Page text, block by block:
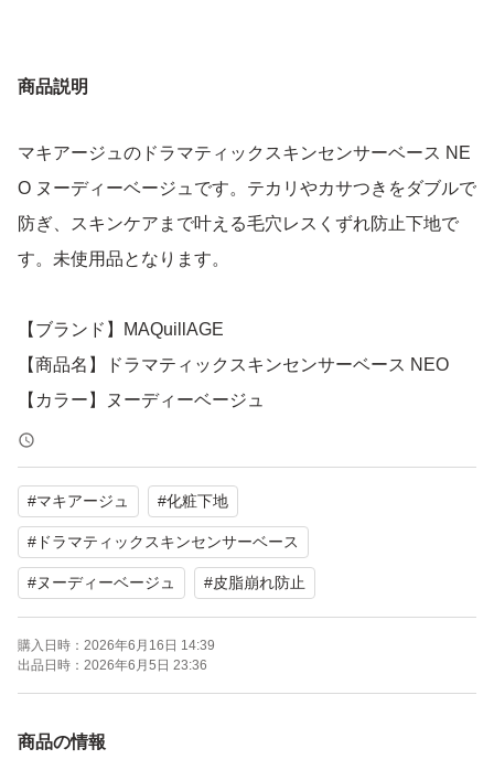
商品説明
マキアージュのドラマティックスキンセンサーベース NE
O ヌーディーベージュです。テカリやカサつきをダブルで
防ぎ、スキンケアまで叶える毛穴レスくずれ防止下地で
す。未使用品となります。
【ブランド】MAQuillAGE
【商品名】ドラマティックスキンセンサーベース NEO
【カラー】ヌーディーベージュ
【状態】未使用
よろしくお願いいたします。
#マキアージュ #化粧下地
# ドラマティックスキンセンサーベース
#ヌーディーベージュ #皮脂崩れ防止
購入日時： 2026年6月16日 14:39
出品日時： 2026年6月5日 23:36
商品の情報